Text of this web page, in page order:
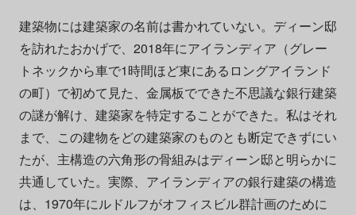
建築物には建築家の名前は書かれていない。ディーン邸
を訪れたおかげで、2018年にアイランディア（グレー
トネックから車で1時間ほど東にあるロングアイランド
の町）で初めて見た、金属板でできた不思議な銀行建築
の謎が解け、建築家を特定することができた。私はそれ
まで、この建物をどの建築家のものとも断定できずにい
たが、主構造の六角形の骨組みはディーン邸と明らかに
共通していた。実際、アイランディアの銀行建築の構造
は、1970年にルドルフがオフィスビル群計画のために